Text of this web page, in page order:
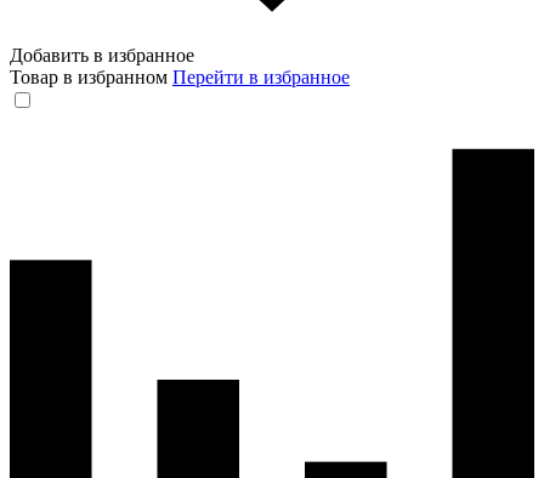
Добавить в избранное
Товар в избранном Перейти в избранное